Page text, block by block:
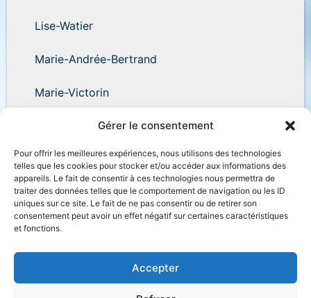
Gérer le consentement
Pour offrir les meilleures expériences, nous utilisons des technologies
telles que les cookies pour stocker et/ou accéder aux informations des
appareils. Le fait de consentir à ces technologies nous permettra de
traiter des données telles que le comportement de navigation ou les ID
uniques sur ce site. Le fait de ne pas consentir ou de retirer son
consentement peut avoir un effet négatif sur certaines caractéristiques
et fonctions.
Accepter
Lise-Watier
Marie-Andrée-Bertrand
Marie-Victorin
Wilder-Penfield
Accessibilité Plan du site Salle de presse
Nous joindre